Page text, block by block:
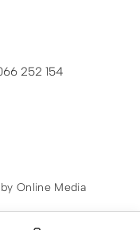
252 154
Online Media